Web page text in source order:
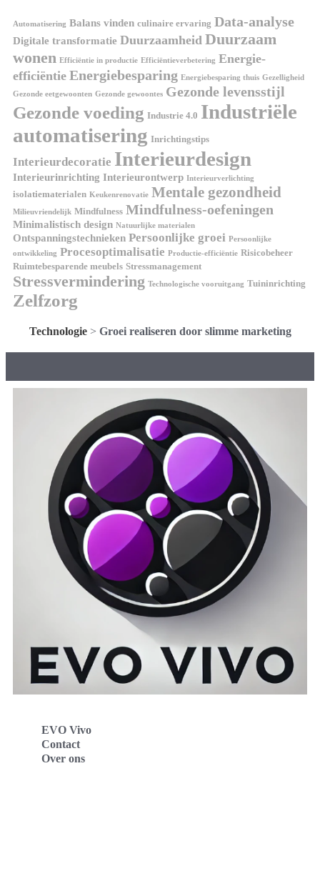
Automatisering Balans vinden culinaire ervaring Data-analyse
Digitale transformatie Duurzaamheid Duurzaam
wonen Efficiëntie in productie Efficiëntieverbetering Energie-
efficiëntie Energiebesparing Energiebesparing thuis Gezelligheid
Gezonde eetgewoonten Gezonde gewoontes Gezonde levensstijl
Gezonde voeding Industrie 4.0 Industriële
automatisering Inrichtingstips
Interieurdecoratie Interieurdesign
Interieurinrichting Interieurontwerp Interieurverlichting
isolatiematerialen Keukenrenovatie Mentale gezondheid
Milieuvriendelijk Mindfulness Mindfulness-oefeningen
Minimalistisch design Natuurlijke materialen
Ontspanningstechnieken Persoonlijke groei Persoonlijke
ontwikkeling Procesoptimalisatie Productie-efficiëntie Risicobeheer
Ruimtebesparende meubels Stressmanagement
Stressvermindering Technologische vooruitgang Tuininrichting
Zelfzorg
Technologie> Groei realiseren door slimme marketing
EVO Vivo
Contact
Over ons